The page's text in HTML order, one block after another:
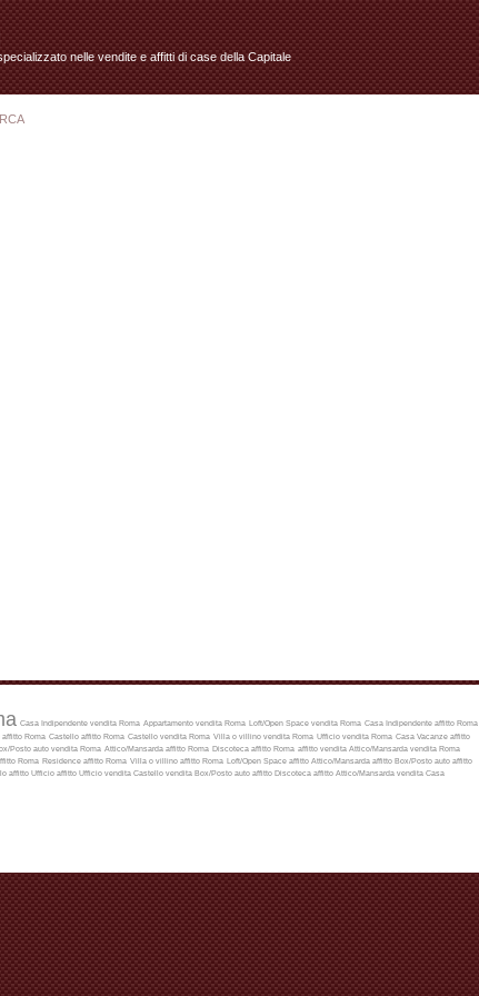
nelle vendite e affitti di case della Capitale
Casa Indipendente vendita Roma Appartamento vendita Roma Loft/Open Space vendita Roma Casa Indipendente affitto Roma
affitto Roma Castello affitto Roma Castello vendita Roma Villa o villino vendita Roma Ufficio vendita Roma Casa Vacanze affitto
Posto auto vendita Roma Attico/Mansarda affitto Roma Discoteca affitto Roma affitto vendita Attico/Mansarda vendita Roma
Roma Residence affitto Roma Villa o villino affitto Roma Loft/Open Space affitto Attico/Mansarda affitto Box/Posto auto affitto
affitto Ufficio affitto Ufficio vendita Castello vendita Box/Posto auto affitto Discoteca affitto Attico/Mansarda vendita Casa